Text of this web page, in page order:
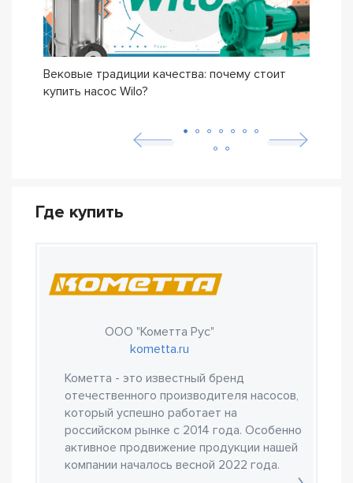
Вековые традиции качества: почему стоит
купить насос Wilo?
Где купить
ООО "Кометта Рус"
kometta.ru
Кометта - это известный бренд
отечественного производителя насосов,
который успешно работает на
российском рынке с 2014 года. Особенно
активное продвижение продукции нашей
компании началось весной 2022 года.